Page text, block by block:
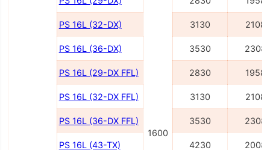
1600
PS 16L (32-DX) 3130 2108
PS 16L (36-DX) 3530 2308
PS 16L (29-DX FFL) 2830 1958
PS 16L (32-DX FFL) 3130 2108
PS 16L (36-DX FFL) 3530 2308
PS 16L (43-TX) 4230 2008